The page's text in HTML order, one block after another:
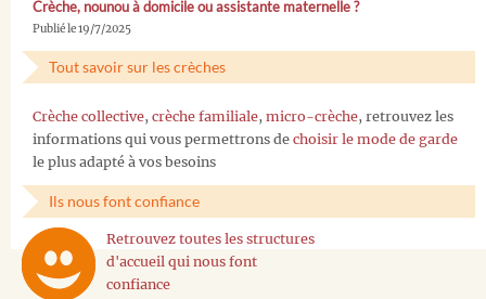
Crèche, nounou à domicile ou assistante maternelle ?
Publié le 19/7/2025
Tout savoir sur les crèches
Crèche collective, crèche familiale, micro-crèche, retrouvez les
informations qui vous permettrons de choisir le mode de garde
le plus adapté à vos besoins
Ils nous font confiance
Retrouvez toutes les structures
d'accueil qui nous font
confiance